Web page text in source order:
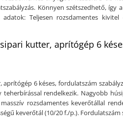
Könnyen szétszedhető, így
Teljesen rozsdamentes kivitel
12 literTeljesítmény:
443/785 mm (szé x mé x ma)Súly: 75 kg
kutter, aprítógép 6
6 késes, fordulatszám
rendelkezik. Nagyobb
rozsdamentes keverőtállal
keverőtál (10/20 f./p.). Fordulatszám